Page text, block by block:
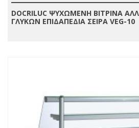
DOCRILUC ΨΥΧΩΜΕΝΗ ΒΙΤΡΙΝΑ
ΓΛΥΚΩΝ ΕΠΙΔΑΠΕΔΙΑ ΣΕΙΡΑ VEG-10